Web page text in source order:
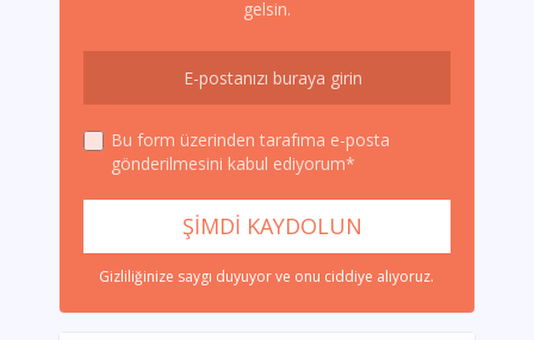
gelsin.
Bu form üzerinden tarafıma e-posta
gönderilmesini kabul ediyorum*
Gizliliğinize saygı duyuyor ve onu ciddiye alıyoruz.